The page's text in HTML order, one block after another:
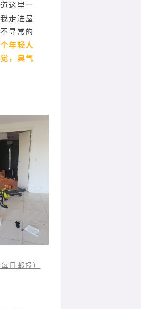
这里一
走进屋
寻常的
年轻人
，臭气
日邮报）